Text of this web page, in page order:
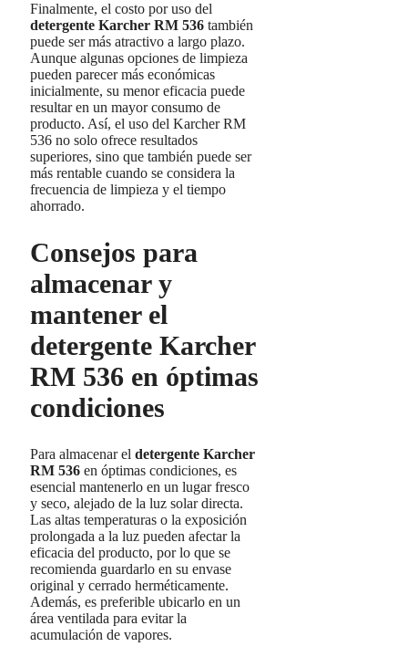
Finalmente, el costo por uso del
detergente Karcher RM 536 también
puede ser más atractivo a largo plazo.
Aunque algunas opciones de limpieza
pueden parecer más económicas
inicialmente, su menor eficacia puede
resultar en un mayor consumo de
producto. Así, el uso del Karcher RM
536 no solo ofrece resultados
superiores, sino que también puede ser
más rentable cuando se considera la
frecuencia de limpieza y el tiempo
ahorrado.
Consejos para
almacenar y
mantener el
detergente Karcher
RM 536 en óptimas
condiciones
Para almacenar el detergente Karcher
RM 536 en óptimas condiciones, es
esencial mantenerlo en un lugar fresco
y seco, alejado de la luz solar directa.
Las altas temperaturas o la exposición
prolongada a la luz pueden afectar la
eficacia del producto, por lo que se
recomienda guardarlo en su envase
original y cerrado herméticamente.
Además, es preferible ubicarlo en un
área ventilada para evitar la
acumulación de vapores.